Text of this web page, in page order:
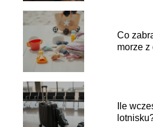
Co
morze
Ile